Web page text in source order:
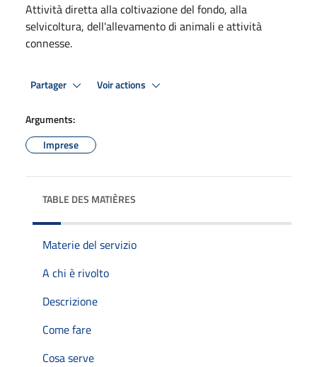
Attività diretta alla coltivazione del fondo, alla
selvicoltura, dell'allevamento di animali e attività
connesse.
Partager Voir actions
Arguments:
Imprese
TABLE DES MATIÈRES
Materie del servizio
A chi è rivolto
Descrizione
Come fare
Cosa serve